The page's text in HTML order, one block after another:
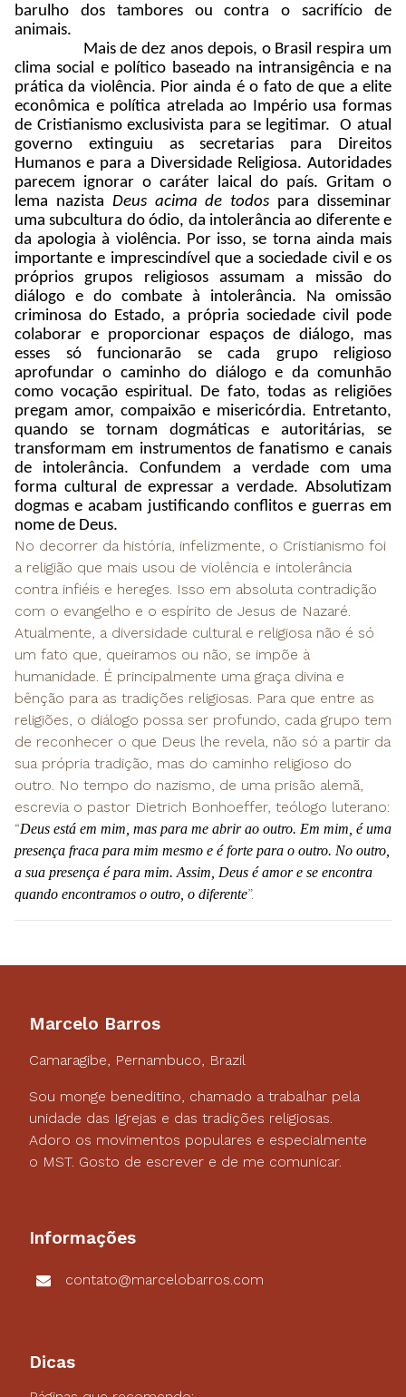
barulho dos tambores ou contra o sacrifício de
animais.
Mais de dez anos depois, o Brasil respira um
clima social e político baseado na intransigência e na
prática da violência. Pior ainda é o fato de que a elite
econômica e política atrelada ao Império usa formas
de Cristianismo exclusivista para se legitimar. O atual
governo extinguiu as secretarias para Direitos
Humanos e para a Diversidade Religiosa. Autoridades
parecem ignorar o caráter laical do país. Gritam o
lema nazista Deus acima de todos para disseminar
uma subcultura do ódio, da intolerância ao diferente e
da apologia à violência. Por isso, se torna ainda mais
importante e imprescindível que a sociedade civil e os
próprios grupos religiosos assumam a missão do
diálogo e do combate à intolerância. Na omissão
criminosa do Estado, a própria sociedade civil pode
colaborar e proporcionar espaços de diálogo, mas
esses só funcionarão se cada grupo religioso
aprofundar o caminho do diálogo e da comunhão
como vocação espiritual. De fato, todas as religiões
pregam amor, compaixão e misericórdia. Entretanto,
quando se tornam dogmáticas e autoritárias, se
transformam em instrumentos de fanatismo e canais
de intolerância. Confundem a verdade com uma
forma cultural de expressar a verdade. Absolutizam
dogmas e acabam justificando conflitos e guerras em
nome de Deus.
No decorrer da história, infelizmente, o Cristianismo foi
a religião que mais usou de violência e intolerância
contra infiéis e hereges. Isso em absoluta contradição
com o evangelho e o espírito de Jesus de Nazaré.
Atualmente, a diversidade cultural e religiosa não é só
um fato que, queiramos ou não, se impõe à
humanidade. É principalmente uma graça divina e
bênção para as tradições religiosas. Para que entre as
religiões, o diálogo possa ser profundo, cada grupo tem
de reconhecer o que Deus lhe revela, não só a partir da
sua própria tradição, mas do caminho religioso do
outro. No tempo do nazismo, de uma prisão alemã,
escrevia o pastor Dietrich Bonhoeffer, teólogo luterano:
“Deus está em mim, mas para me abrir ao outro. Em mim, é uma
presença fraca para mim mesmo e é forte para o outro. No outro,
a sua presença é para mim. Assim, Deus é amor e se encontra
quando encontramos o outro, o diferente”.
Marcelo Barros
Camaragibe, Pernambuco, Brazil
Sou monge beneditino, chamado a trabalhar pela
unidade das Igrejas e das tradições religiosas.
Adoro os movimentos populares e especialmente
o MST. Gosto de escrever e de me comunicar.
Informações
contato@marcelobarros.com
Dicas